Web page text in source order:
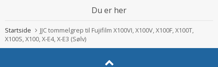
Du er her
Startside
JJC tommelgrep til Fujifilm X100VI, X100V, X100F, X100T,
X100S, X100, X-E4, X-E3 (Sølv)